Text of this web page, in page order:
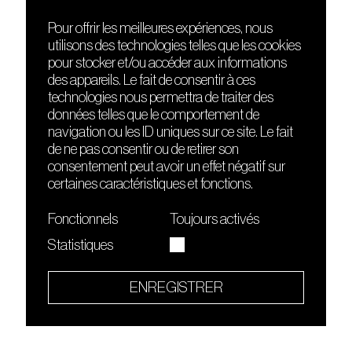
DÉCOUVRIR
Le lieu
Contact
Presse
Cours de DJing
TMLAB
FRIENDS
Nuits sonores
HEAT
Hôtel71
La Gaîté Lyrique
Le Sucre fait partie de
Quartier culturel et créatif
Pour offrir les meilleures expériences, nous
utilisons des technologies telles que les cookies
pour stocker et/ou accéder aux informations
des appareils. Le fait de consentir à ces
technologies nous permettra de traiter des
données telles que le comportement de
navigation ou les ID uniques sur ce site. Le fait
de ne pas consentir ou de retirer son
consentement peut avoir un effet négatif sur
certaines caractéristiques et fonctions.
Fonctionnels
Toujours activés
Statistiques
ENREGISTRER